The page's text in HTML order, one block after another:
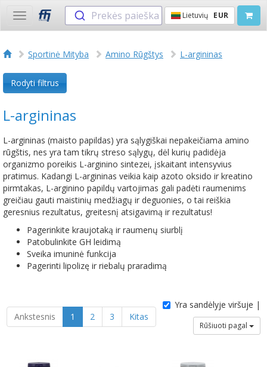
Toggle
navigation
Prekės paieška Lietuvių EUR
Sportinė Mityba Amino Rūgštys L-argininas
Rodyti filtrus
L-argininas
L-argininas (maisto papildas) yra sąlygiškai nepakeičiama amino
rūgštis, nes yra tam tikrų streso sąlygų, dėl kurių padidėja
organizmo poreikis L-arginino sintezei, įskaitant intensyvius
pratimus. Kadangi L-argininas veikia kaip azoto oksido ir kreatino
pirmtakas, L-arginino papildų vartojimas gali padėti raumenims
greičiau gauti maistinių medžiagų ir deguonies, o tai reiškia
geresnius rezultatus, greitesnį atsigavimą ir rezultatus!
Pagerinkite kraujotaką ir raumenų siurblį
Patobulinkite GH leidimą
Sveika imuninė funkcija
Pagerinti lipolizę ir riebalų praradimą
Ankstesnis 1 2 3 Kitas
Yra sandėlyje viršuje |
Rūšiuoti pagal